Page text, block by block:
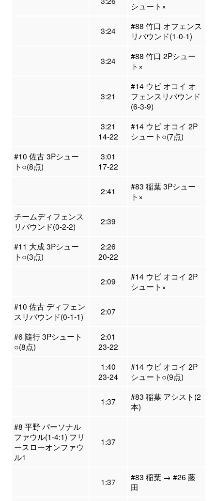
シュート×
3:24
#88 竹口 オフェンス
リバウンド(1-0-1)
3:24
#88 竹口 2Pシュー
ト×
3:21
#14 ウビ オコイ オ
フェンスリバウンド
(6-3-9)
3:21
14-22
#14 ウビ オコイ 2P
シュート○(7点)
#10 佐古 3Pシュー
ト○(8点)
3:01
17-22
2:41
#83 稲葉 3Pシュー
ト×
チームディフェンス
リバウンド(0-2-2)
2:39
#11 大成 3Pシュー
ト○(3点)
2:26
20-22
2:09
#14 ウビ オコイ 2P
シュート×
#10 佐古 ディフェン
スリバウンド(0-1-1)
2:07
#6 隨行 3Pシュート
○(8点)
2:01
23-22
1:40
23-24
#14 ウビ オコイ 2P
シュート○(9点)
1:37
#83 稲葉 アシスト(2
本)
#8 平野 パーソナル
ファウル(1-4:1) フリ
ースローオンファウ
ル1
1:37
1:37
#83 稲葉 → #26 藤
田